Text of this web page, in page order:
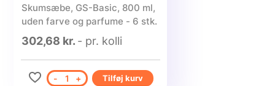
Skumsæbe, GS-Basic, 800 ml,
uden farve og parfume - 6 stk.
302,68 kr. - pr. kolli
- 1 + Tilføj kurv